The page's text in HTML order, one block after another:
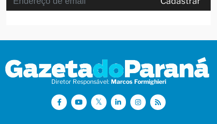
Diretor Responsável: Marcos Formighieri